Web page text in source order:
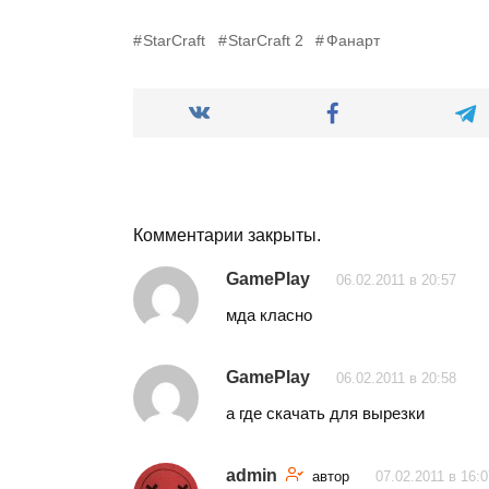
StarCraft StarCraft 2 Фанарт
Комментарии закрыты.
GamePlay 06.02.2011 в 20:57
мда класно
GamePlay 06.02.2011 в 20:58
а где скачать для вырезки
admin автор 07.02.2011 в